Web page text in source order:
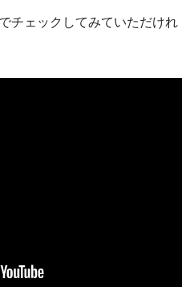
チェックしてみていただけれ